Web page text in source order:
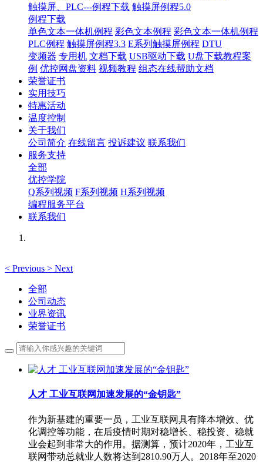
触摸屏、PLC---例程下载 触摸屏例程5.0
例程下载
单色文本一体机例程 彩色文本例程 彩色文本一体机例程
PLC例程 触摸屏例程3.3 E系列触摸屏例程 DTU
变频器 专用机 文档下载 USB驱动下载 U盘下载教程案
例 优控网盘资料 视频教程 组态在线帮助文档
荣誉证书
实用技巧
特惠活动
温度控制
关于我们
公司简介 在线留言 投诉建议 联系我们
服务支持
全部
优控学院
Q系列视频 F系列视频 H系列视频
编程服务平台
联系我们
< Previous > Next
全部
公司动态
业界资讯
荣誉证书
人才 工业互联网加速发展的“金钥匙”
作为新基建的重要一员，工业互联网具有降本增效、优
化调控等功能，在后疫情时期对稳增长、稳投资、稳就
业会起到非常大的作用。据测算，预计2020年，工业互
联网带动总就业人数将达到2810.90万人。2018年至2020